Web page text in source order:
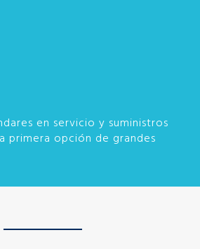
en servicio y suministros
primera opción de grandes